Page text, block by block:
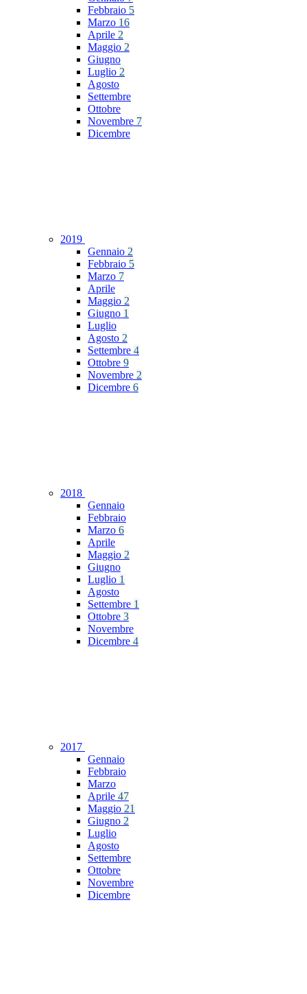
Febbraio 5
Marzo 16
Aprile 2
Maggio 2
Giugno
Luglio 2
Agosto
Settembre
Ottobre
Novembre 7
Dicembre
2019
Gennaio 2
Febbraio 5
Marzo 7
Aprile
Maggio 2
Giugno 1
Luglio
Agosto 2
Settembre 4
Ottobre 9
Novembre 2
Dicembre 6
2018
Gennaio
Febbraio
Marzo 6
Aprile
Maggio 2
Giugno
Luglio 1
Agosto
Settembre 1
Ottobre 3
Novembre
Dicembre 4
2017
Gennaio
Febbraio
Marzo
Aprile 47
Maggio 21
Giugno 2
Luglio
Agosto
Settembre
Ottobre
Novembre
Dicembre